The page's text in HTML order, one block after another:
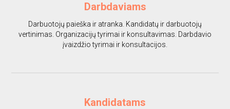
Darbdaviams
Darbuotojų paieška ir atranka. Kandidatų ir darbuotojų
vertinimas. Organizacijų tyrimai ir konsultavimas. Darbdavio
įvaizdžio tyrimai ir konsultacijos.
Kandidatams